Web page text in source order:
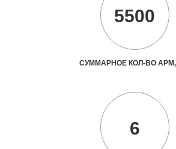
5500
СУММАРНОЕ КОЛ-ВО
6